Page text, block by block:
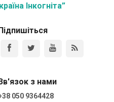
Інкогніта”
з нами
050 9364428